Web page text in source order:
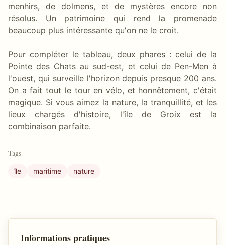
menhirs, de dolmens, et de mystères encore non
résolus. Un patrimoine qui rend la promenade
beaucoup plus intéressante qu'on ne le croit.
Pour compléter le tableau, deux phares : celui de la
Pointe des Chats au sud-est, et celui de Pen-Men à
l'ouest, qui surveille l'horizon depuis presque 200 ans.
On a fait tout le tour en vélo, et honnêtement, c'était
magique. Si vous aimez la nature, la tranquillité, et les
lieux chargés d'histoire, l'île de Groix est la
combinaison parfaite.
Tags
île maritime nature
Informations pratiques